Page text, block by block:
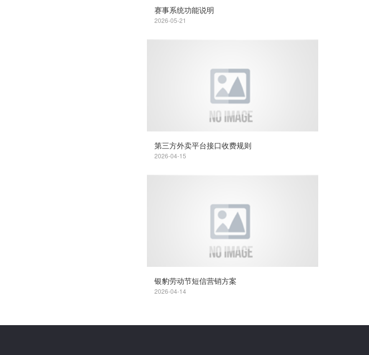
赛事系统功能说明
2026-05-21
第三方外卖平台接口收费规则
2026-04-15
银豹劳动节短信营销方案
2026-04-14